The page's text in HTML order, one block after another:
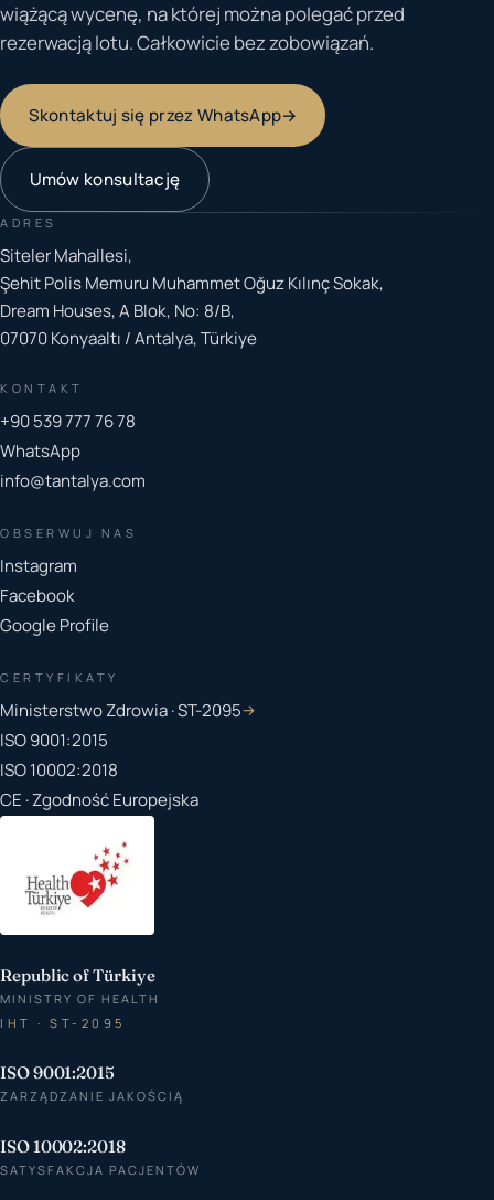
wiążącą wycenę, na której można polegać przed
rezerwacją lotu. Całkowicie bez zobowiązań.
Skontaktuj się przez WhatsApp→
Umów konsultację
ADRES
Siteler Mahallesi,
Şehit Polis Memuru Muhammet Oğuz Kılınç Sokak,
Dream Houses, A Blok, No: 8/B,
07070 Konyaaltı / Antalya, Türkiye
KONTAKT
+90 539 777 76 78
WhatsApp
info@tantalya.com
OBSERWUJ NAS
Instagram
Facebook
Google Profile
CERTYFIKATY
Ministerstwo Zdrowia · ST-2095→
ISO 9001:2015
ISO 10002:2018
CE · Zgodność Europejska
Republic of Türkiye
MINISTRY OF HEALTH
IHT · ST-2095
ISO 9001:2015
ZARZĄDZANIE JAKOŚCIĄ
ISO 10002:2018
SATYSFAKCJA PACJENTÓW